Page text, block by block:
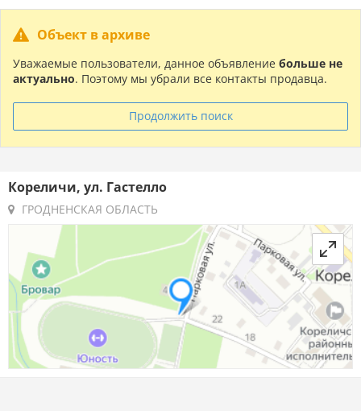
Объект в архиве
Уважаемые пользователи, данное объявление больше не
актуально. Поэтому мы убрали все контакты продавца.
Продолжить поиск
Кореличи, ул. Гастелло
ГРОДНЕНСКАЯ ОБЛАСТЬ